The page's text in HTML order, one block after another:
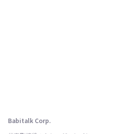
Babitalk Corp.